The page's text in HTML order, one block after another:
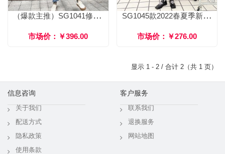
（爆款主推）SG1041修身显瘦减龄牛仔背带裤
市场价：￥396.00
SG1045款2022春夏季新款薄款软牛仔宽松显瘦阔腿裤女减龄显瘦牛仔背带裤
市场价：￥276.00
显示 1 - 2 / 合计 2（共 1 页）
信息咨询
关于我们
配送方式
隐私政策
使用条款
客户服务
联系我们
退换服务
网站地图